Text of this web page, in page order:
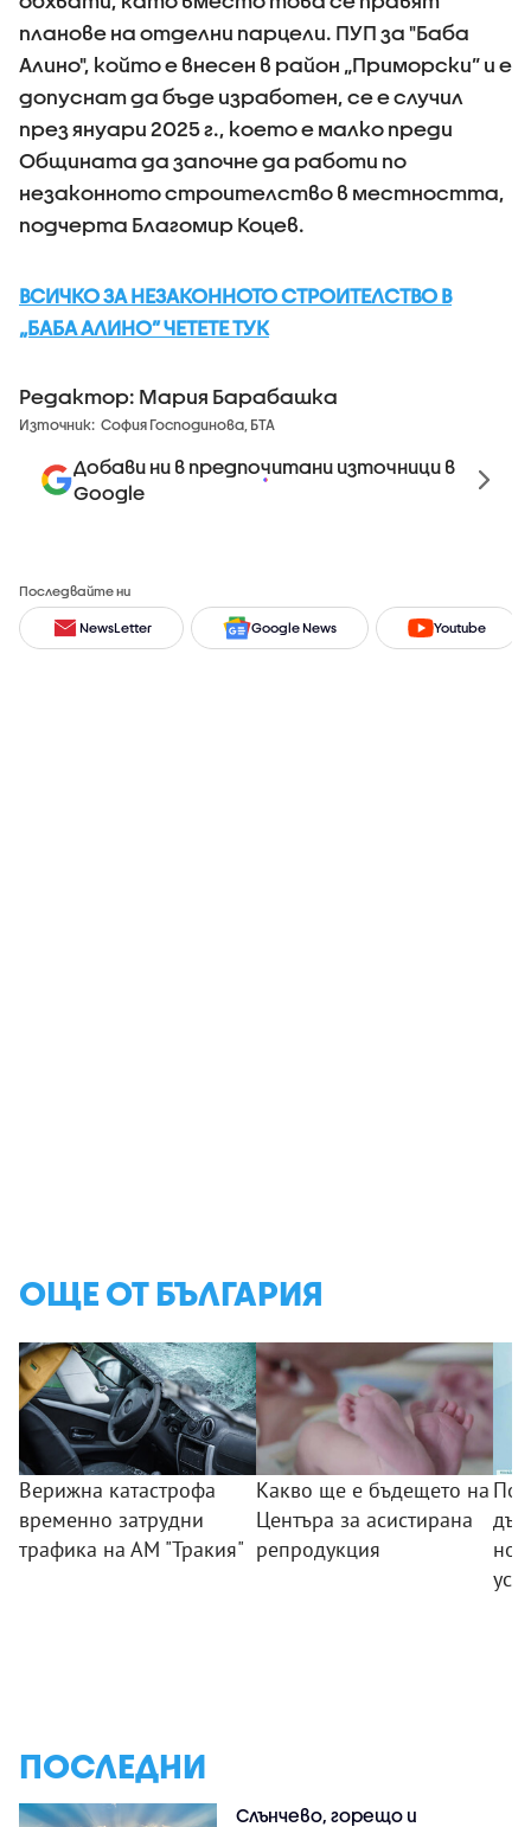
планове на отделни парцели. ПУП за "Баба
Алино", който е внесен в район „Приморски” и е
допуснат да бъде изработен, се е случил
през януари 2025 г., което е малко преди
Общината да започне да работи по
незаконното строителство в местността,
подчерта Благомир Коцев.
ВСИЧКО ЗА НЕЗАКОННОТО СТРОИТЕЛСТВО В
„БАБА АЛИНО” ЧЕТЕТЕ ТУК
Редактор: Мария Барабашка
Източник: София Господинова, БТА
Добави ни в предпочитани източници в
Google
Последвайте ни
NewsLetter Google News Youtube
ОЩЕ ОТ БЪЛГАРИЯ
Верижна катастрофа
временно затрудни
трафика на АМ "Тракия"
Какво ще е бъдещето на
Центъра за асистирана
репродукция
ПОСЛЕДНИ
Слънчево, горещо и